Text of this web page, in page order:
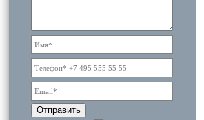
Отправить